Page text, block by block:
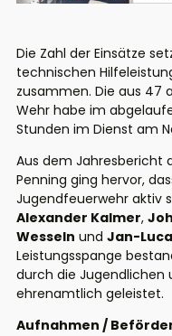
Die Zahl der Einsätze
technischen
zusammen. Die aus 47
Wehr habe im
Stunden im Dienst am
Aus dem Jahresbericht
Penning ging hervor,
Jugendfeuerwehr aktiv
Alexander Kalmer,
Wesseln und Jan-
Leistungsspange
durch die Jugendlichen
ehrenamtlich geleistet.
Aufnahmen /